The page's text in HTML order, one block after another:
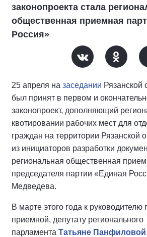
законопроекта стала
общественная приемная
Россия»
25 апреля на заседании Рязанской
был принят в первом и
законопроект, дополняющий
квотировании рабочих мест для
граждан на территории Рязанской
из инициаторов разработки
региональная общественная
председателя партии «Единая
Медведева.
В марте этого года к руководителю
приемной, депутату регионального
парламента Татьяне Панфиловой